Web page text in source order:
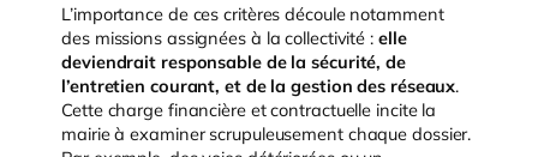
L’importance de ces critères découle notamment
des missions assignées à la collectivité : elle
deviendrait responsable de la sécurité, de
l’entretien courant, et de la gestion des réseaux.
Cette charge financière et contractuelle incite la
mairie à examiner scrupuleusement chaque dossier.